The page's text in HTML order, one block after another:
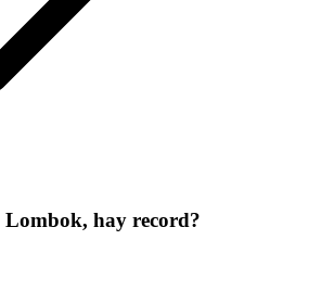
Lombok, hay record?